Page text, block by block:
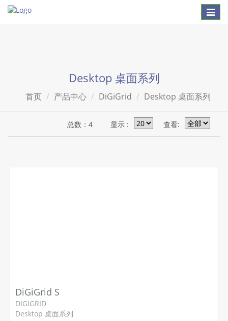
Toggle
Desktop 桌面系列
首页 产品中心 DiGiGrid Desktop 桌面系列
查看:
显示 :
总数：4
DiGiGrid S
DIGIGRID
Desktop 桌面系列